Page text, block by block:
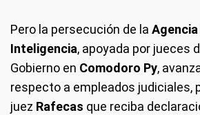
Pero la persecución de la
Inteligencia, apoyada por jueces
Gobierno en Comodoro Py,
respecto a empleados judiciales,
juez Rafecas que reciba